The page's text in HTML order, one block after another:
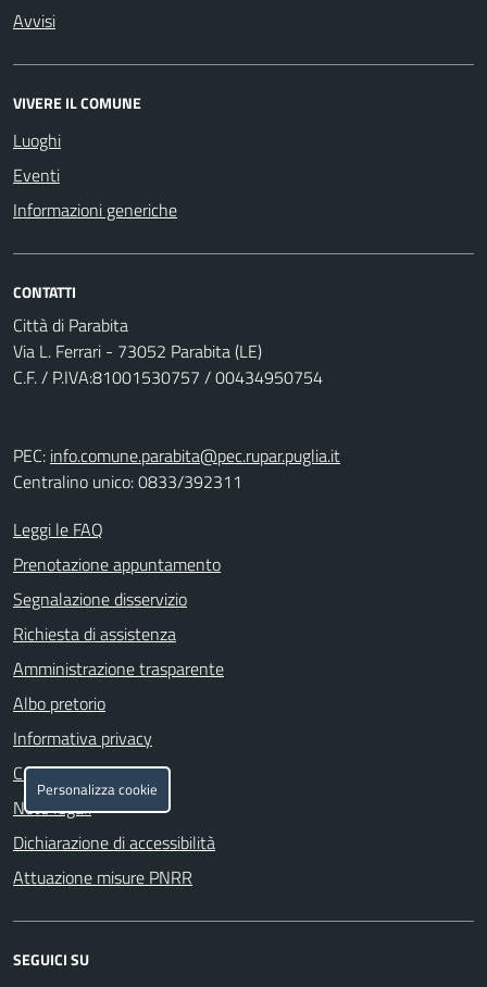
Avvisi
VIVERE IL COMUNE
Luoghi
Eventi
Informazioni generiche
CONTATTI
Città di Parabita
Via L. Ferrari - 73052 Parabita (LE)
C.F. / P.IVA:81001530757 / 00434950754
PEC: info.comune.parabita@pec.rupar.puglia.it
Centralino unico: 0833/392311
Leggi le FAQ
Prenotazione appuntamento
Segnalazione disservizio
Richiesta di assistenza
Amministrazione trasparente
Albo pretorio
Informativa privacy
Cookie policy
Note legali
Dichiarazione di accessibilità
Attuazione misure PNRR
SEGUICI SU
Personalizza cookie